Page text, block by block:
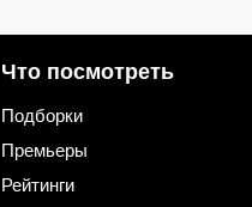
Что посмотреть
Подборки
Премьеры
Рейтинги